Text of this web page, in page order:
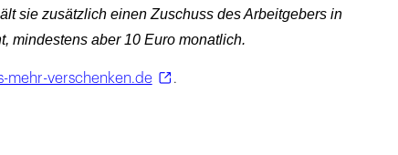
sie zusätzlich einen Zuschuss des Arbeitgebers in
mindestens aber 10 Euro monatlich.
mehr-verschenken.de .